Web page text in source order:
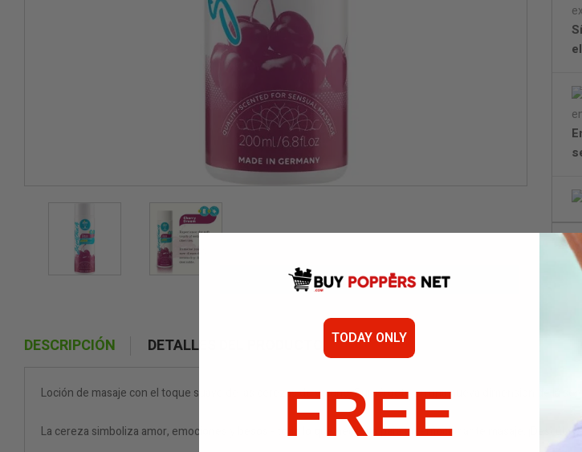
DESCRIPCIÓN DETALLES DEL PRODUCTO
Loción de masaje con el toque suave de las cerezas de verano. Sumérgete en una nueva dimensión de la
La cereza simboliza amor, emociones y besos - todo lo que necesita para un emocionante masaje.
TODAY ONLY
FREE